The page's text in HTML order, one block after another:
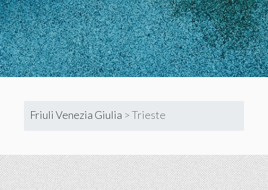
Friuli Venezia Giulia >Trieste